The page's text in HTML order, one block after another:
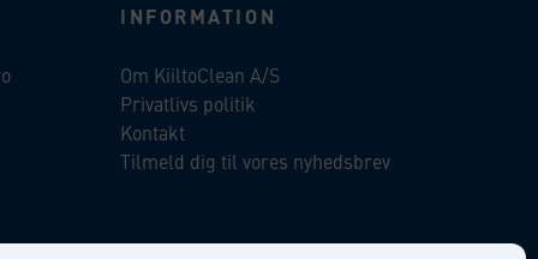
INFORMATION
Om KiiltoClean A/S
Privatlivs politik
Kontakt
Tilmeld dig til vores nyhedsbrev